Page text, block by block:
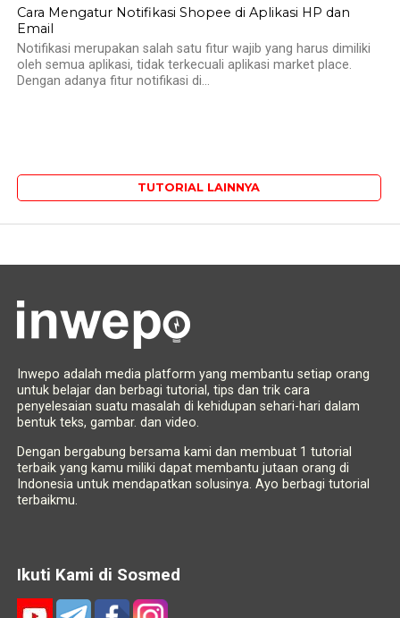
Cara Mengatur Notifikasi Shopee di Aplikasi HP dan
Email
Notifikasi merupakan salah satu fitur wajib yang harus dimiliki
oleh semua aplikasi, tidak terkecuali aplikasi market place.
Dengan adanya fitur notifikasi di...
TUTORIAL LAINNYA
Inwepo adalah media platform yang membantu setiap orang
untuk belajar dan berbagi tutorial, tips dan trik cara
penyelesaian suatu masalah di kehidupan sehari-hari dalam
bentuk teks, gambar. dan video.
Dengan bergabung bersama kami dan membuat 1 tutorial
terbaik yang kamu miliki dapat membantu jutaan orang di
Indonesia untuk mendapatkan solusinya. Ayo berbagi tutorial
terbaikmu.
Ikuti Kami di Sosmed